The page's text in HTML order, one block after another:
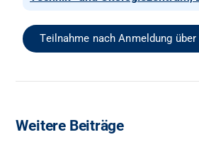
Teilnahme nach Anmeldung
Weitere Beiträge